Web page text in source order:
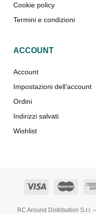
Cookie policy
Termini e condizioni
ACCOUNT
Account
Impostazioni dell’account
Ordini
Indirizzi salvati
Wishlist
RC Around Distribution S.r.l.